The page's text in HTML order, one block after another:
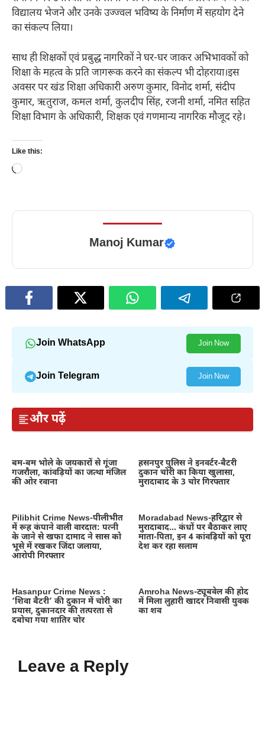
विद्यालय भेजने और उनके उज्ज्वल भविष्य के निर्माण में सहयोग देने
का संकल्प लिया।
साथ ही शिक्षकों एवं प्रबुद्ध नागरिकों ने घर-घर जाकर अभिभावकों को
शिक्षा के महत्व के प्रति जागरूक करने का संकल्प भी दोहराया।इस
अवसर पर खंड शिक्षा अधिकारी अरुण कुमार, विनोद शर्मा, संदीप
कुमार, ऋतुराज, कमल शर्मा, कुलदीप सिंह, रजनी शर्मा, नमित सहित
शिक्षा विभाग के अधिकारी, शिक्षक एवं गणमान्य नागरिक मौजूद रहे।
Like this:
Loading…
Manoj Kumar
Join WhatsApp Join Now
Join Telegram Join Now
और पढ़ें
बम-बम भोले के जयकारों से गूंजा
गजरौला, कांवड़ियों का जत्था मंजिल
की ओर रवाना
हसनपुर पुलिस ने इनवर्टर-बैटरी
दुकान चोरी का किया खुलासा,
मुरादाबाद के 3 चोर गिरफ्तार
Pilibhit Crime News-पीलीभीत
में रूह कंपाने वाली वारदात: पत्नी
के जाने से खफा दामाद ने सास को
भूसे में रखकर जिंदा जलाया,
आरोपी गिरफ्तार
Moradabad News-हरिद्वार से
मुरादाबाद… कंधों पर बैठाकर लाए
माता-पिता, इन 4 कांवड़ियों को पूरा
देश कर रहा सलाम
Hasanpur Crime News :
‘शिवा बैटरी’ की दुकान में चोरी का
प्रयास, दुकानदार की तत्परता से
दबोचा गया शातिर चोर
Amroha News-ट्यूबवेल की होद
में मिला लुहारी खादर निवासी युवक
का शव
Leave a Reply